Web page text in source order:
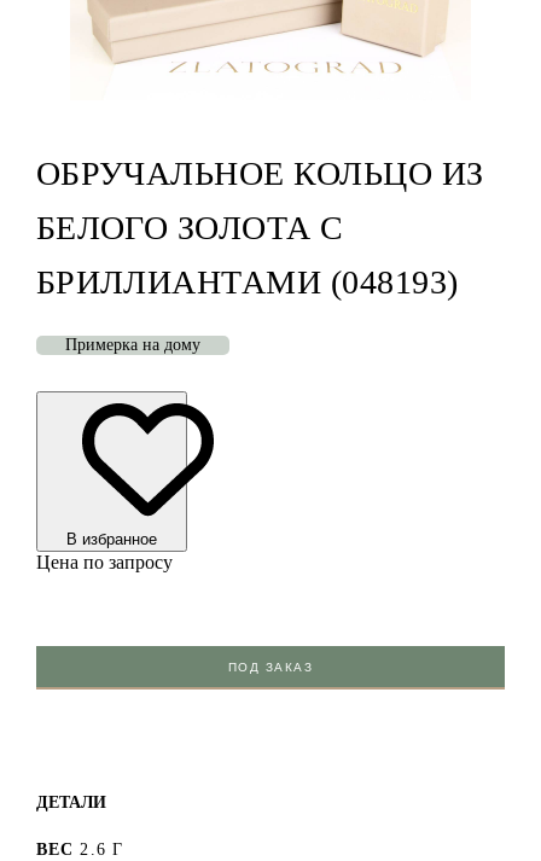
ОБРУЧАЛЬНОЕ КОЛЬЦО ИЗ
БЕЛОГО ЗОЛОТА С
БРИЛЛИАНТАМИ (048193)
Примерка на дому
В избранноe
Цена по запросу
ПОД ЗАКАЗ
ДЕТАЛИ
ВЕС 2.6 Г